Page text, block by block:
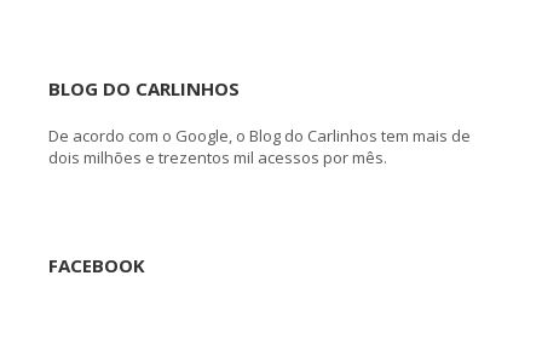
BLOG DO CARLINHOS
De acordo com o Google, o Blog do Carlinhos tem mais de
dois milhões e trezentos mil acessos por mês.
FACEBOOK